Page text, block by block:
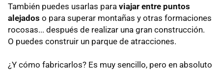
También puedes usarlas para viajar entre puntos
alejados o para superar montañas y otras formaciones
rocosas... después de realizar una gran construcción.
O puedes construir un parque de atracciones.
¿Y cómo fabricarlos? Es muy sencillo, pero en absoluto